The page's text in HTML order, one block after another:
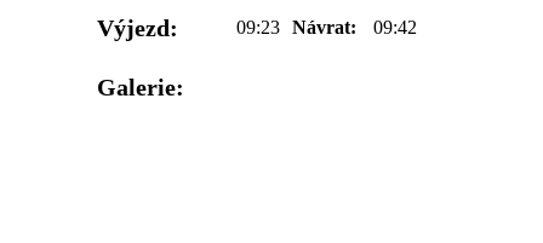
Výjezd: 09:23 Návrat: 09:42
Galerie: